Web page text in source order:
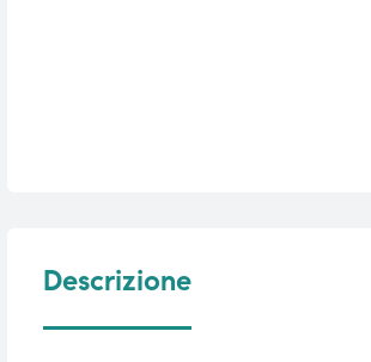
Descrizione